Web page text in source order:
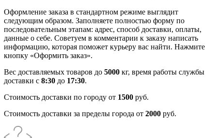
Оформление заказа в стандартном режиме выглядит
следующим образом. Заполняете полностью форму по
последовательным этапам: адрес, способ доставки, оплаты,
данные о себе. Советуем в комментарии к заказу написать
информацию, которая поможет курьеру вас найти. Нажмите
кнопку «Оформить заказ».
Вес доставляемых товаров до 5000 кг, время работы службы
доставки с 8:30 до 17:30.
Стоимость доставки по городу от 1500 руб.
Стоимость доставки за пределы города от 2000 руб.